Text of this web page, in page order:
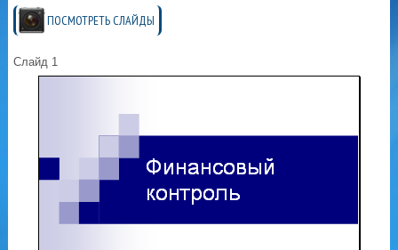
ПОСМОТРЕТЬ СЛАЙДЫ
Слайд 1